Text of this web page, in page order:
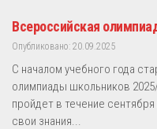
Всероссийская
Опубликовано: 20.09.2025
С началом учебного года
олимпиады школьников
пройдет в течение
свои знания...